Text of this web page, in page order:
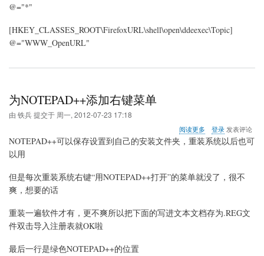
@="*"
[HKEY_CLASSES_ROOT\FirefoxURL\shell\open\ddeexec\Topic]
@="WWW_OpenURL"
为NOTEPAD++添加右键菜单
由 铁兵提交于 周一, 2012-07-23 17:18
阅读更多
于
为
右
单
登录发表评论
NOTEPAD++可以保存设置到自己的安装文件夹，重装系统以后也可
以用
但是每次重装系统右键“用NOTEPAD++打开”的菜单就没了，很不
爽，想要的话
重装一遍软件才有，更不爽所以把下面的写进文本文档存为.REG文
件双击导入注册表就OK啦
最后一行是绿色NOTEPAD++的位置